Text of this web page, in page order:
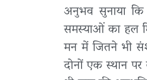
अनुभव सुनाया
समस्याओं का हल
मन में जितने भी
दोनों एक स्थान